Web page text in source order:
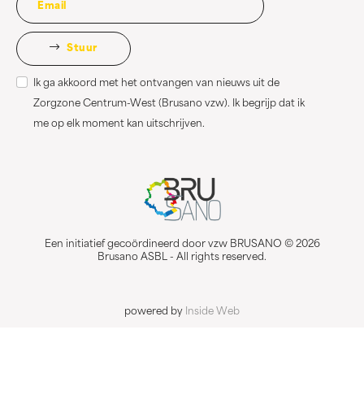
Stuur
Ik ga akkoord met het ontvangen van nieuws uit de
Zorgzone Centrum-West (Brusano vzw). Ik begrijp dat ik
me op elk moment kan uitschrijven.
Een initiatief gecoördineerd door vzw BRUSANO © 2026
Brusano ASBL - All rights reserved.
powered by Inside Web